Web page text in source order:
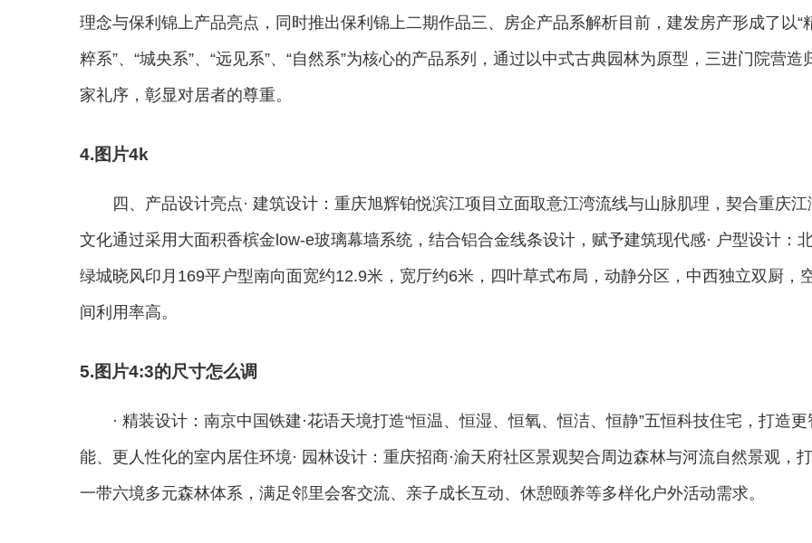
理念与保利锦上产品亮点，同时推出保利锦上二期作品三、房企产品系解析目前，建发房产形成了以“
粹系”、“城央系”、“远见系”、“自然系”为核心的产品系列，通过以中式古典园林为原型，三进门院营造
家礼序，彰显对居者的尊重。
4.图片4k
四、产品设计亮点· 建筑设计：重庆旭辉铂悦滨江项目立面取意江湾流线与山脉肌理，契合重庆江
文化通过采用大面积香槟金low-e玻璃幕墙系统，结合铝合金线条设计，赋予建筑现代感· 户型设计：
绿城晓风印月169平户型南向面宽约12.9米，宽厅约6米，四叶草式布局，动静分区，中西独立双厨，
间利用率高。
5.图片4:3的尺寸怎么调
· 精装设计：南京中国铁建·花语天境打造“恒温、恒湿、恒氧、恒洁、恒静”五恒科技住宅，打造更
能、更人性化的室内居住环境· 园林设计：重庆招商·渝天府社区景观契合周边森林与河流自然景观，
一带六境多元森林体系，满足邻里会客交流、亲子成长互动、休憩颐养等多样化户外活动需求。